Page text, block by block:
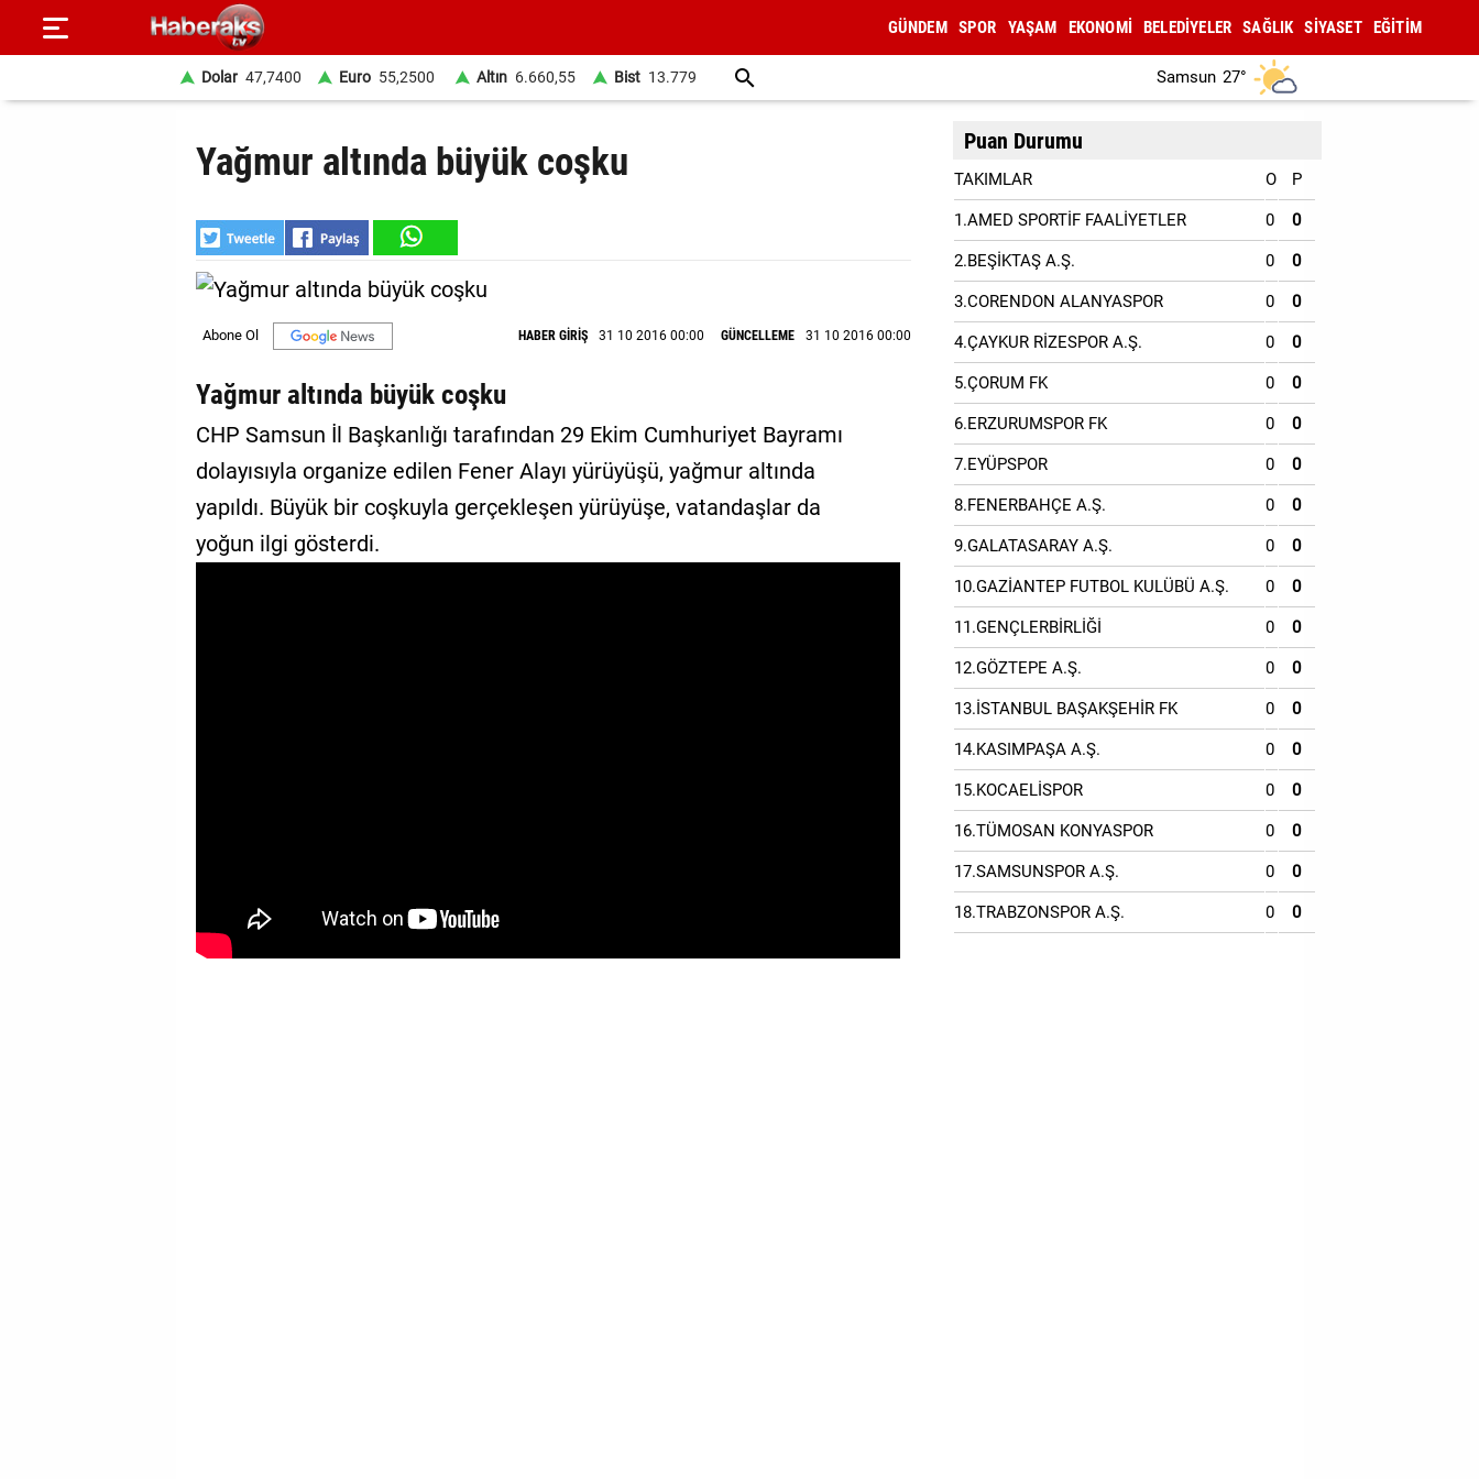
GÜNDEM SPOR YAŞAM EKONOMİ BELEDİYELER SAĞLIK SİYASET EĞİTİM
Dolar 47,7400 Euro 55,2500 Altın 6.660,55 Bist 13.779 Samsun 27°
Yağmur altında büyük coşku
HABER GİRİŞ 31 10 2016 00:00 GÜNCELLEME 31 10 2016 00:00
Yağmur altında büyük coşku
CHP Samsun İl Başkanlığı tarafından 29 Ekim Cumhuriyet Bayramı
dolayısıyla organize edilen Fener Alayı yürüyüşü, yağmur altında
yapıldı. Büyük bir coşkuyla gerçekleşen yürüyüşe, vatandaşlar da
yoğun ilgi gösterdi.
Puan Durumu
TAKIMLAR O P
1.AMED SPORTİF FAALİYETLER 0 0
2.BEŞİKTAŞ A.Ş. 0 0
3.CORENDON ALANYASPOR 0 0
4.ÇAYKUR RİZESPOR A.Ş. 0 0
5.ÇORUM FK 0 0
6.ERZURUMSPOR FK 0 0
7.EYÜPSPOR 0 0
8.FENERBAHÇE A.Ş. 0 0
9.GALATASARAY A.Ş. 0 0
10.GAZİANTEP FUTBOL KULÜBÜ A.Ş. 0 0
11.GENÇLERBİRLİĞİ 0 0
12.GÖZTEPE A.Ş. 0 0
13.İSTANBUL BAŞAKŞEHİR FK 0 0
14.KASIMPAŞA A.Ş. 0 0
15.KOCAELİSPOR 0 0
16.TÜMOSAN KONYASPOR 0 0
17.SAMSUNSPOR A.Ş. 0 0
18.TRABZONSPOR A.Ş. 0 0